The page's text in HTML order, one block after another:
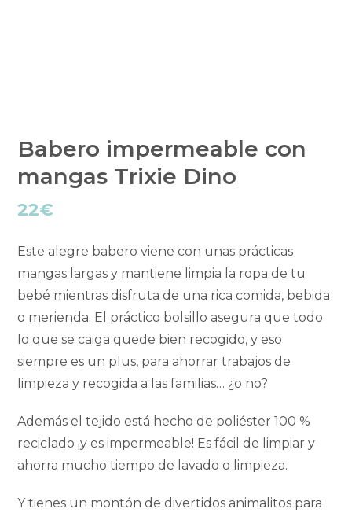
Babero impermeable con
mangas Trixie Dino
22€
Este alegre babero viene con unas prácticas
mangas largas y mantiene limpia la ropa de tu
bebé mientras disfruta de una rica comida, bebida
o merienda. El práctico bolsillo asegura que todo
lo que se caiga quede bien recogido, y eso
siempre es un plus, para ahorrar trabajos de
limpieza y recogida a las familias… ¿o no?
Además el tejido está hecho de poliéster 100 %
reciclado ¡y es impermeable! Es fácil de limpiar y
ahorra mucho tiempo de lavado o limpieza.
Y tienes un montón de divertidos animalitos para